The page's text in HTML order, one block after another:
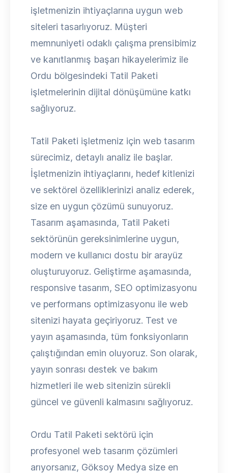
işletmenizin ihtiyaçlarına uygun web
siteleri tasarlıyoruz. Müşteri
memnuniyeti odaklı çalışma prensibimiz
ve kanıtlanmış başarı hikayelerimiz ile
Ordu bölgesindeki Tatil Paketi
işletmelerinin dijital dönüşümüne katkı
sağlıyoruz.
Tatil Paketi işletmeniz için web tasarım
sürecimiz, detaylı analiz ile başlar.
İşletmenizin ihtiyaçlarını, hedef kitlenizi
ve sektörel özelliklerinizi analiz ederek,
size en uygun çözümü sunuyoruz.
Tasarım aşamasında, Tatil Paketi
sektörünün gereksinimlerine uygun,
modern ve kullanıcı dostu bir arayüz
oluşturuyoruz. Geliştirme aşamasında,
responsive tasarım, SEO optimizasyonu
ve performans optimizasyonu ile web
sitenizi hayata geçiriyoruz. Test ve
yayın aşamasında, tüm fonksiyonların
çalıştığından emin oluyoruz. Son olarak,
yayın sonrası destek ve bakım
hizmetleri ile web sitenizin sürekli
güncel ve güvenli kalmasını sağlıyoruz.
Ordu Tatil Paketi sektörü için
profesyonel web tasarım çözümleri
arıyorsanız, Göksoy Medya size en